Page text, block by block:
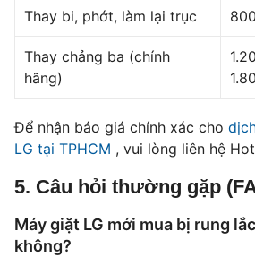
Thay bi, phớt, làm lại trục
Thay chảng ba (chính
hãng)
Để nhận báo giá chính xác cho
LG tại TPHCM , vui lòng liên hệ
5. Câu hỏi thường gặp
Máy giặt LG mới mua bị rung
không?